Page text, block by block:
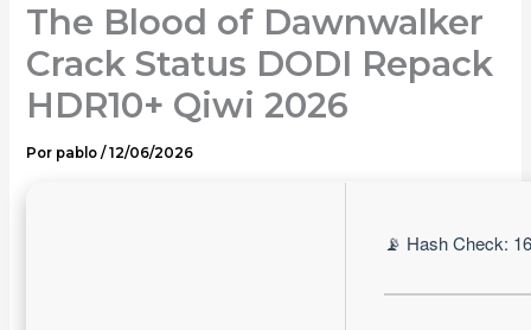
The Blood of Dawnwalker
Crack Status DODI Repack
HDR10+ Qiwi 2026
Por pablo/12/06/2026
📡 Hash Check: